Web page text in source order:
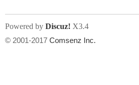
州
上传附件
Powered by Discuz! X3.4
© 2001-2017 Comsenz Inc.